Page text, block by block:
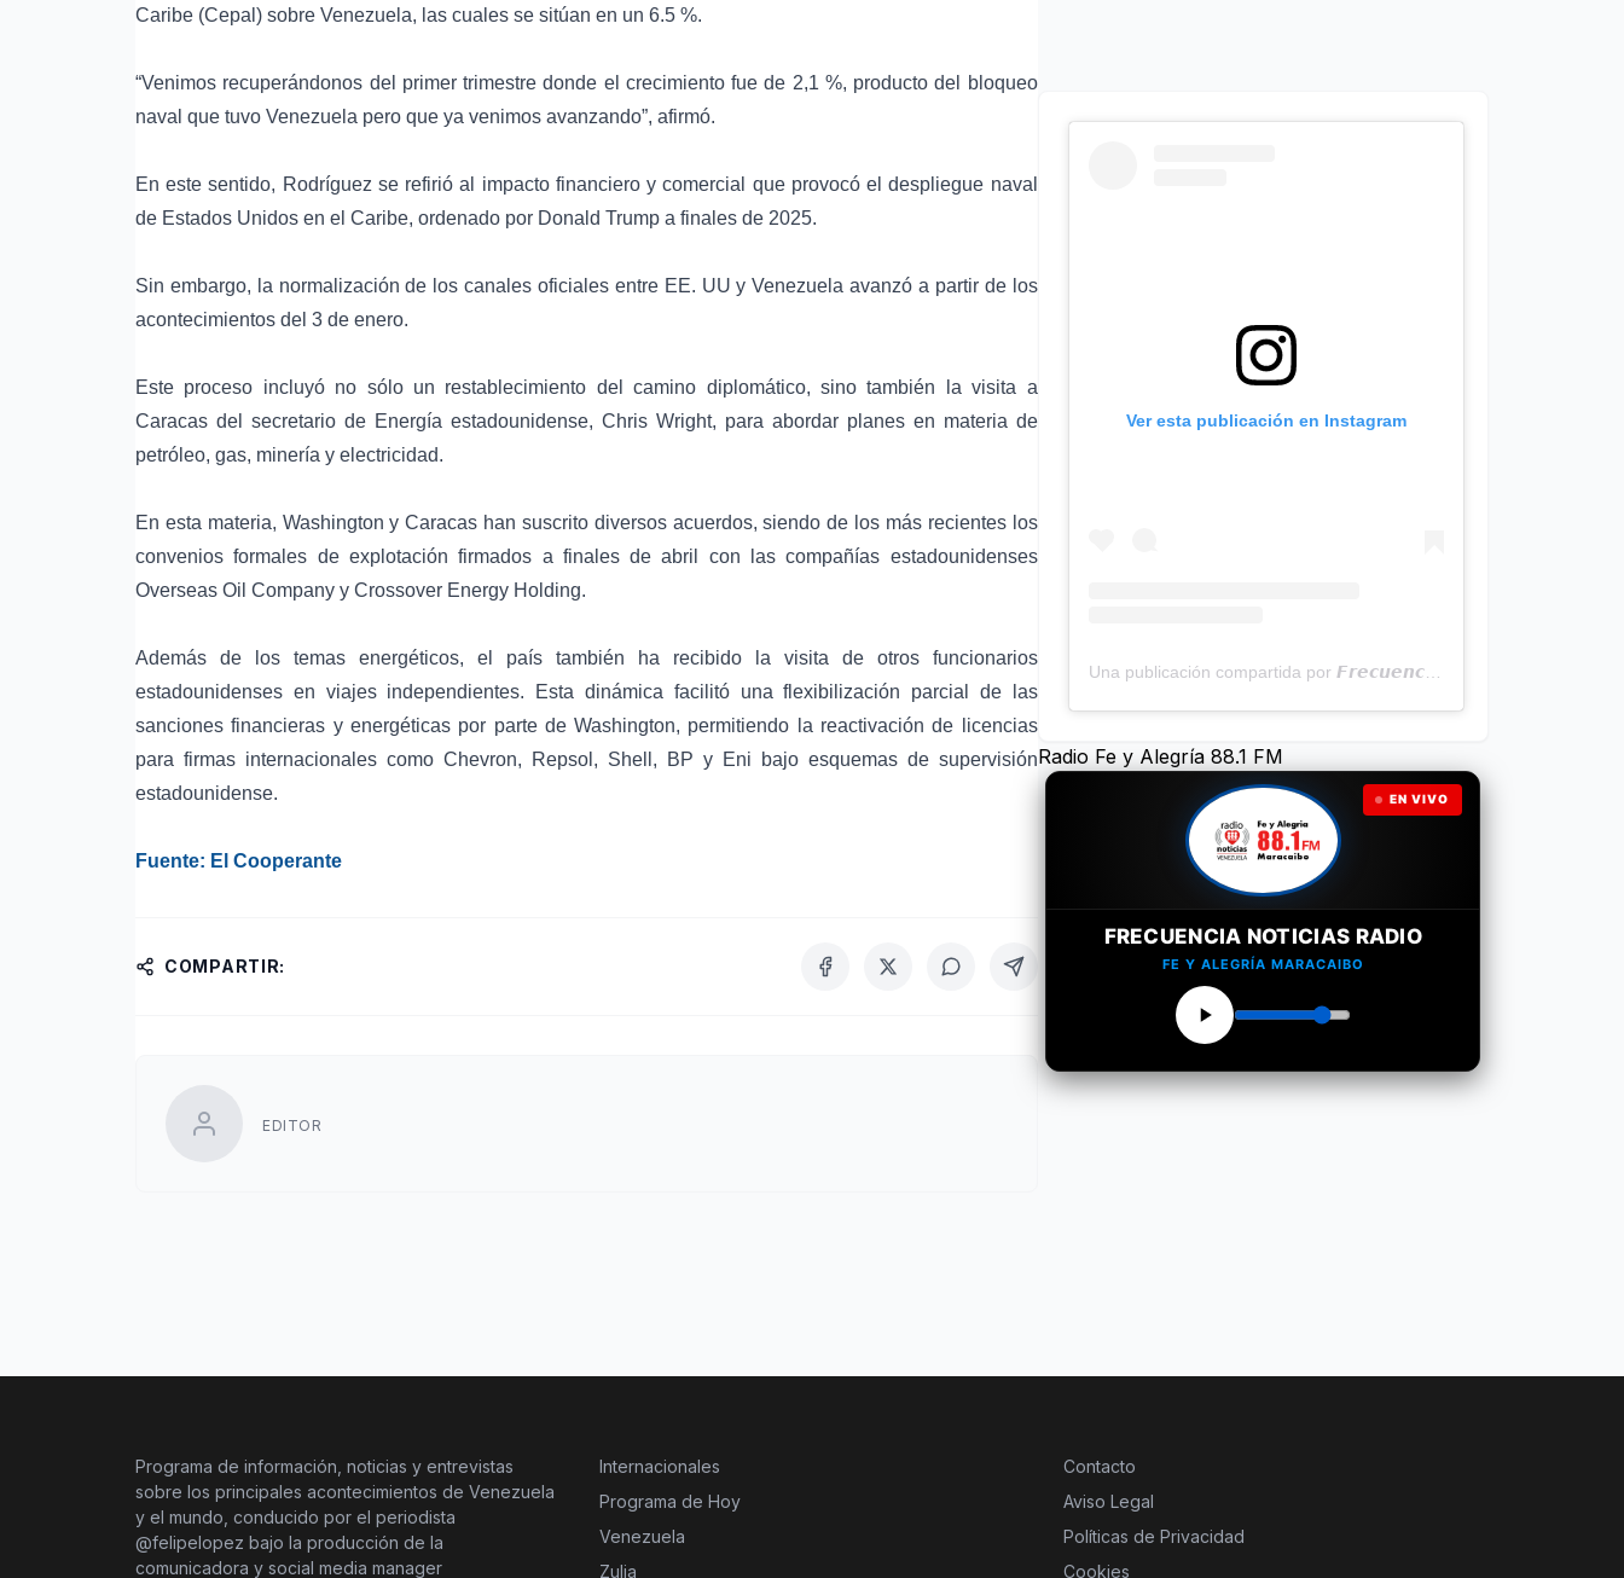
Caribe (Cepal) sobre Venezuela, las cuales se sitúan en un 6.5 %.
“Venimos recuperándonos del primer trimestre donde el crecimiento fue de 2,1 %, producto del bloqueo
naval que tuvo Venezuela pero que ya venimos avanzando”, afirmó.
En este sentido, Rodríguez se refirió al impacto financiero y comercial que provocó el despliegue naval
de Estados Unidos en el Caribe, ordenado por Donald Trump a finales de 2025.
Sin embargo, la normalización de los canales oficiales entre EE. UU y Venezuela avanzó a partir de los
acontecimientos del 3 de enero.
Este proceso incluyó no sólo un restablecimiento del camino diplomático, sino también la visita a
Caracas del secretario de Energía estadounidense, Chris Wright, para abordar planes en materia de
petróleo, gas, minería y electricidad.
En esta materia, Washington y Caracas han suscrito diversos acuerdos, siendo de los más recientes los
convenios formales de explotación firmados a finales de abril con las compañías estadounidenses
Overseas Oil Company y Crossover Energy Holding.
Además de los temas energéticos, el país también ha recibido la visita de otros funcionarios
estadounidenses en viajes independientes. Esta dinámica facilitó una flexibilización parcial de las
sanciones financieras y energéticas por parte de Washington, permitiendo la reactivación de licencias
para firmas internacionales como Chevron, Repsol, Shell, BP y Eni bajo esquemas de supervisión
estadounidense.
Fuente: El Cooperante
COMPARTIR:
EDITOR
Ver esta publicación en Instagram
Una publicación compartida por 𝙁𝙧𝙚𝙘𝙪𝙚𝙣𝙘𝙞𝙖 𝙉𝙤𝙩𝙞𝙘𝙞𝙖𝙨 | Programa Radial (@frecuencianoticias)
Radio Fe y Alegría 88.1 FM
EN VIVO
FRECUENCIA NOTICIAS RADIO
FE Y ALEGRÍA MARACAIBO
Programa de información, noticias y entrevistas
sobre los principales acontecimientos de Venezuela
y el mundo, conducido por el periodista
@felipelopez bajo la producción de la
comunicadora y social media manager
Internacionales
Programa de Hoy
Venezuela
Zulia
Contacto
Aviso Legal
Políticas de Privacidad
Cookies